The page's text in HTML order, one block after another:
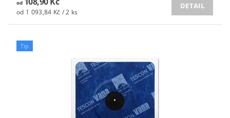
od
od 1 093,84 Kč / 2 ks
DETAIL
Tip